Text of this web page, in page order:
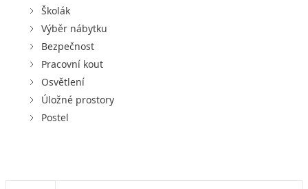
Školák
Výběr nábytku
Bezpečnost
Pracovní kout
Osvětlení
Úložné prostory
Postel